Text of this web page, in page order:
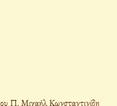
Π. Μιχαήλ Κωνσταντινίδη